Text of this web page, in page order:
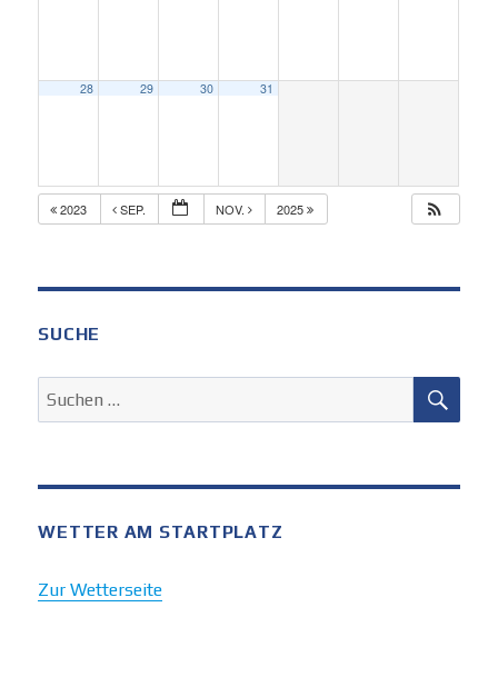
28 29 30 31
2023 SEP. NOV. 2025
SUCHE
Suchen
nach:
WETTER AM STARTPLATZ
Zur Wetterseite